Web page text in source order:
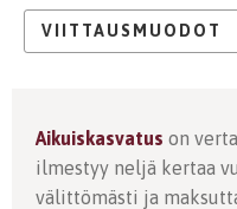
VIITTAUSMUODOT
Aikuiskasvatus on
ilmestyy neljä kertaa
välittömästi ja